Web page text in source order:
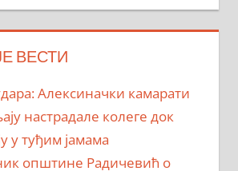
ВЕСТИ
Алексиначки камарати
настрадале колеге док
у туђим јамама
општине Радичевић о